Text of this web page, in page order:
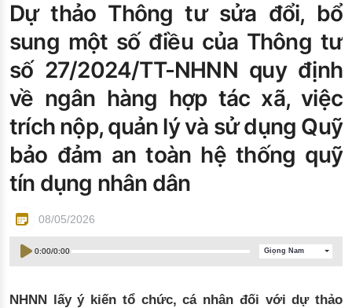
Đào tạo ISO
Dự thảo Thông tư sửa đổi, bổ
sung một số điều của Thông tư
số 27/2024/TT-NHNN quy định
về ngân hàng hợp tác xã, việc
trích nộp, quản lý và sử dụng Quỹ
bảo đảm an toàn hệ thống quỹ
tín dụng nhân dân
08/05/2026
0:00/0:00 Giọng Nam
NHNN lấy ý kiến tổ chức, cá nhân đối với dự thảo